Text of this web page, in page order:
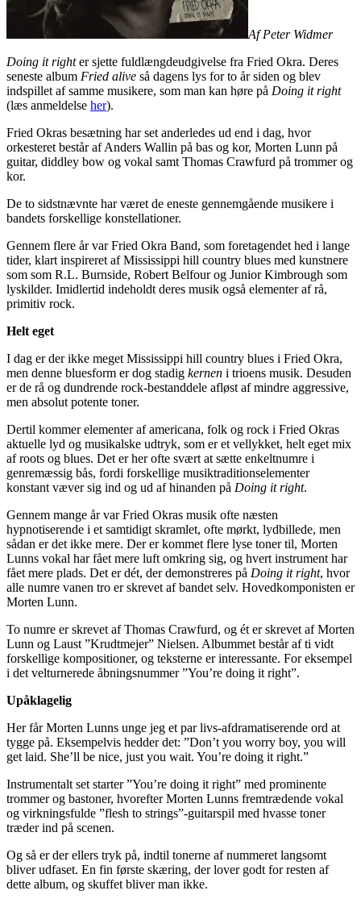
Af Peter Widmer
Doing it righter sjette fuldlængdeudgivelse fra Fried Okra. Deres
seneste album Fried alive så dagens lys for to år siden og blev
indspillet af samme musikere, som man kan høre på Doing it right
(læs anmeldelse her).
Fried Okras besætning har set anderledes ud end i dag, hvor
orkesteret består af Anders Wallin på bas og kor, Morten Lunn på
guitar, diddley bow og vokal samt Thomas Crawfurd på trommer og
kor.
De to sidstnævnte har været de eneste gennemgående musikere i
bandets forskellige konstellationer.
Gennem flere år var Fried Okra Band, som foretagendet hed i lange
tider, klart inspireret af Mississippi hill country blues med kunstnere
som som R.L. Burnside, Robert Belfour og Junior Kimbrough som
lyskilder. Imidlertid indeholdt deres musik også elementer af rå,
primitiv rock.
Helt eget
I dag er der ikke meget Mississippi hill country blues i Fried Okra,
men denne bluesform er dog stadig kernen i trioens musik. Desuden
er de rå og dundrende rock-bestanddele afløst af mindre aggressive,
men absolut potente toner.
Dertil kommer elementer af americana, folk og rock i Fried Okras
aktuelle lyd og musikalske udtryk, som er et vellykket, helt eget mix
af roots og blues. Det er her ofte svært at sætte enkeltnumre i
genremæssig bås, fordi forskellige musiktraditionselementer
konstant væver sig ind og ud af hinanden på Doing it right.
Gennem mange år var Fried Okras musik ofte næsten
hypnotiserende i et samtidigt skramlet, ofte mørkt, lydbillede, men
sådan er det ikke mere. Der er kommet flere lyse toner til, Morten
Lunns vokal har fået mere luft omkring sig, og hvert instrument har
fået mere plads. Det er dét, der demonstreres på Doing it right, hvor
alle numre vanen tro er skrevet af bandet selv. Hovedkomponisten er
Morten Lunn.
To numre er skrevet af Thomas Crawfurd, og ét er skrevet af Morten
Lunn og Laust ”Krudtmejer” Nielsen. Albummet består af ti vidt
forskellige kompositioner, og teksterne er interessante. For eksempel
i det velturnerede åbningsnummer ”You’re doing it right”.
Upåklagelig
Her får Morten Lunns unge jeg et par livs-afdramatiserende ord at
tygge på. Eksempelvis hedder det: ”Don’t you worry boy, you will
get laid. She’ll be nice, just you wait. You’re doing it right.”
Instrumentalt set starter ”You’re doing it right” med prominente
trommer og bastoner, hvorefter Morten Lunns fremtrædende vokal
og virkningsfulde ”flesh to strings”-guitarspil med hvasse toner
træder ind på scenen.
Og så er der ellers tryk på, indtil tonerne af nummeret langsomt
bliver udfaset. En fin første skæring, der lover godt for resten af
dette album, og skuffet bliver man ikke.